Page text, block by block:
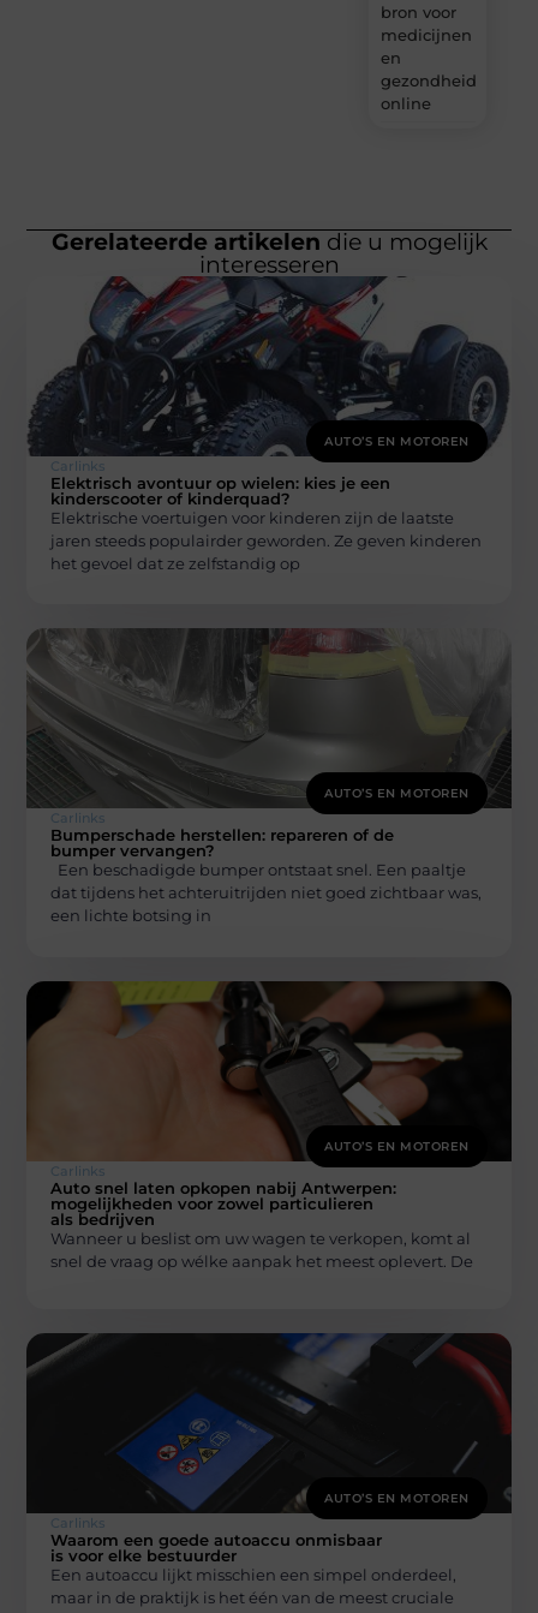
bron voor
medicijnen
en
online
Gerelateerde artikelen die u mogelijk
interesseren
AUTO’S EN MOTOREN
Carlinks
Elektrisch avontuur op wielen: kies je een
kinderscooter of kinderquad?
Elektrische voertuigen voor kinderen zijn de laatste
jaren steeds populairder geworden. Ze geven kinderen
het gevoel dat ze zelfstandig op
AUTO’S EN MOTOREN
Carlinks
Bumperschade herstellen: repareren of de
bumper vervangen?
Een beschadigde bumper ontstaat snel. Een paaltje
dat tijdens het achteruitrijden niet goed zichtbaar was,
een lichte botsing in
AUTO’S EN MOTOREN
Carlinks
Auto snel laten opkopen nabij Antwerpen:
mogelijkheden voor zowel particulieren
als bedrijven
Wanneer u beslist om uw wagen te verkopen, komt al
snel de vraag op wélke aanpak het meest oplevert. De
AUTO’S EN MOTOREN
Carlinks
Waarom een goede autoaccu onmisbaar
is voor elke bestuurder
Een autoaccu lijkt misschien een simpel onderdeel,
maar in de praktijk is het één van de meest cruciale